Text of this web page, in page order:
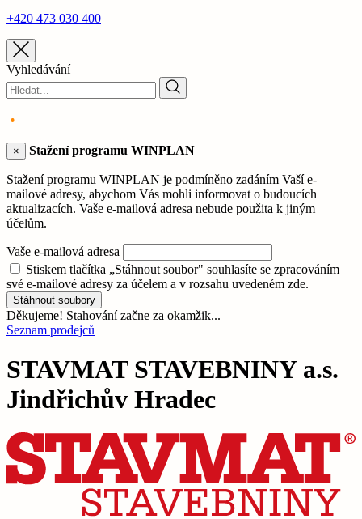
+420 473 030 400
Vyhledávání
× Stažení programu WINPLAN
Stažení programu WINPLAN je podmíněno zadáním Vaší e-
mailové adresy, abychom Vás mohli informovat o budoucích
aktualizacích. Vaše e-mailová adresa nebude použita k jiným
účelům.
Vaše e-mailová adresa
Stiskem tlačítka „Stáhnout soubor" souhlasíte se zpracováním
své e-mailové adresy za účelem a v rozsahu uvedeném zde.
Stáhnout soubory
Děkujeme! Stahování začne za okamžik...
Seznam prodejců
STAVMAT STAVEBNINY a.s.
Jindřichův Hradec